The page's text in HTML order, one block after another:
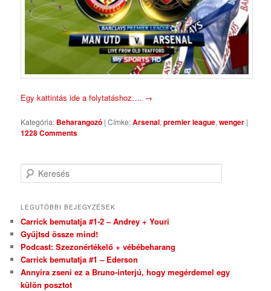
Egy kattintás ide a folytatáshoz…. →
Kategória: Beharangozó |Címke:Arsenal,premier league,wenger |
1228 Comments
Keresés
LEGUTÓBBI BEJEGYZÉSEK
Carrick bemutatja #1-2 – Andrey + Youri
Gyűjtsd össze mind!
Podcast: Szezonértékelő + vébébeharang
Carrick bemutatja #1 – Ederson
Annyira zseni ez a Bruno-interjú, hogy megérdemel egy
külön posztot